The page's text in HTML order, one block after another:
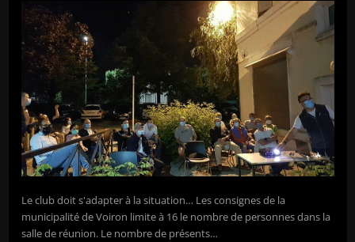
Le club doit s'adapter à la situation… Les consignes de la
municipalité de Voiron limite à 16 le nombre de personnes dans la
salle de réunion. Le nombre de présents…